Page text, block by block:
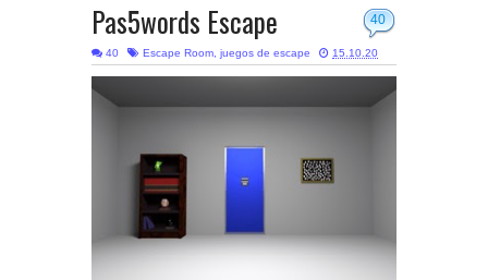
40
Pas5words Escape
40 Escape Room, juegos de escape 15.10.20